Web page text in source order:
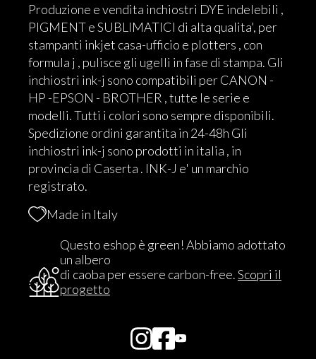
Produzione e vendita inchiostri DYE indelebili ,
PIGMENT e SUBLIMATICI di alta qualita', per
stampanti inkjet casa-ufficio e plotters , con
formula j , pulisce gli ugelli in fase di stampa. Gli
inchiostri ink-j sono compatibili per CANON -
HP -EPSON - BROTHER , tutte le serie e
modelli. Tutti i colori sono sempre disponibili.
Spedizione ordini garantita in 24-48h Gli
inchiostri ink-j sono prodotti in italia , in
provincia di Caserta . INK-J e' un marchio
registrato.
Made in Italy
Questo eshop è green! Abbiamo adottato
un albero
di caoba per essere carbon-free.Scopri il
progetto